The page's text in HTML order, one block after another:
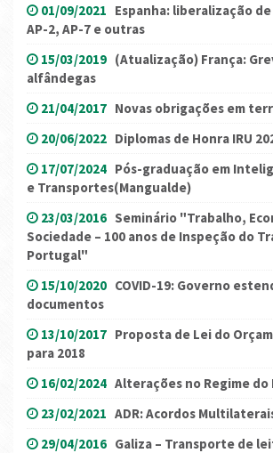
01/09/2021 Espanha: liberalização
AP-2, AP-7 e outras
15/03/2019 (Atualização) França:
alfândegas
21/04/2017 Novas obrigações em
20/06/2022 Diplomas de Honra IRU
17/07/2024 Pós-graduação em
e Transportes(Mangualde)
23/03/2016 Seminário "Trabalho,
Sociedade – 100 anos de Inspeção do
Portugal"
15/10/2020 COVID-19: Governo
documentos
13/10/2017 Proposta de Lei do
para 2018
16/02/2024 Alterações no Regime do
23/02/2021 ADR: Acordos
29/04/2016 Galiza – Transporte de